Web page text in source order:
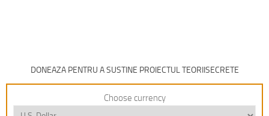
DONEAZA PENTRU A SUSTINE PROIECTUL TEORIISECRETE
Choose currency